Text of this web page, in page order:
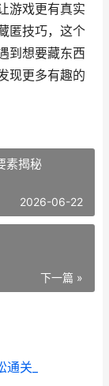
游戏更有真实
匿技巧，这个
到想要藏东西
现更多有趣的
素揭秘
2026-06-22
下一篇 »
关_